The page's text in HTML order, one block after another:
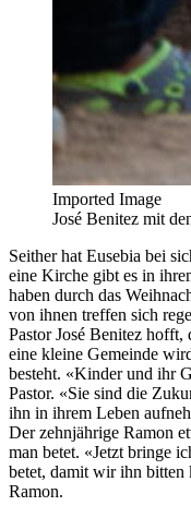
Imported Image
José Benitez mit
Seither hat Eusebia bei
eine Kirche gibt es in
haben durch das
von ihnen treffen sich
Pastor José Benitez hofft,
eine kleine Gemeinde
besteht. «Kinder und ihr
Pastor. «Sie sind die
ihn in ihrem Leben
Der zehnjährige Ramon
man betet. «Jetzt bringe
betet, damit wir ihn bitten
Ramon.